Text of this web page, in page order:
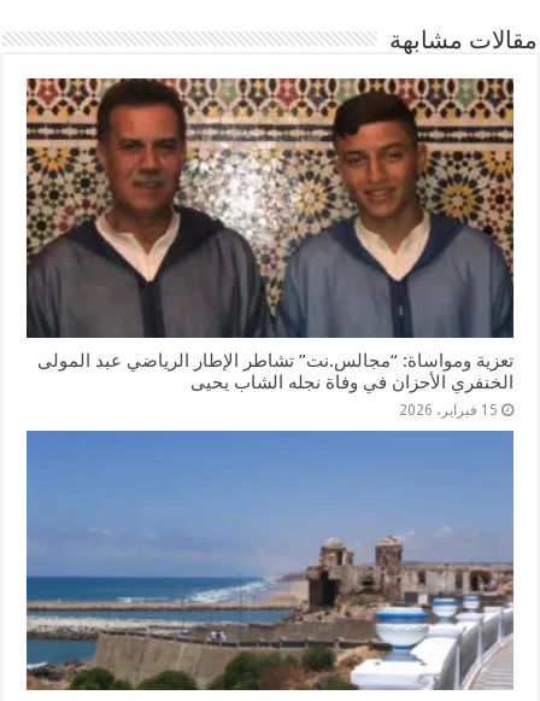
مقالات مشابهة
تعزية ومواساة: “مجالس.نت” تشاطر الإطار الرياضي عبد المولى
الخنفري الأحزان في وفاة نجله الشاب يحيى
15 فبراير، 2026